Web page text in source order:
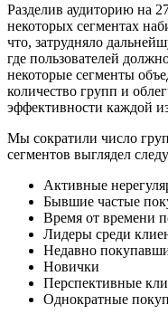
Разделив аудиторию на
некоторых сегментах
что, затрудняло
где пользователей
некоторые сегменты
количество групп и
эффективности каждой
Мы сократили число
сегментов выглядел
Активные
Бывшие частые
Время от времени
Лидеры среди
Недавно
Новички
Перспективные
Однократные